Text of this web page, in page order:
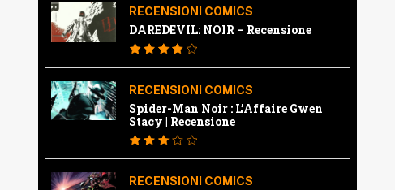
RECENSIONI COMICS
DAREDEVIL: NOIR – Recensione
RECENSIONI COMICS
Spider-Man Noir : L’Affaire Gwen
Stacy | Recensione
RECENSIONI COMICS